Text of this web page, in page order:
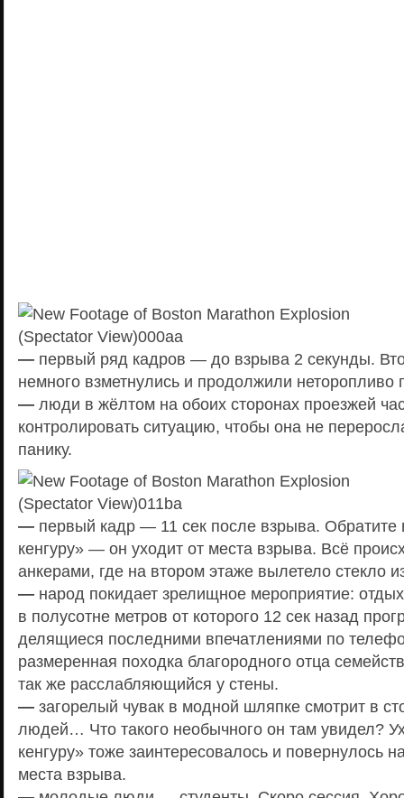
— первый ряд кадров — до взрыва 2 секунды.
немного взметнулись и продолжили неторопливо
— люди в жёлтом на обоих сторонах проезжей
контролировать ситуацию, чтобы она не
панику.
— первый кадр — 11 сек после взрыва.
кенгуру» — он уходит от места взрыва. Всё
анкерами, где на втором этаже вылетело стекло
— народ покидает зрелищное мероприятие:
в полусотне метров от которого 12 сек назад
делящиеся последними впечатлениями по
размеренная походка благородного отца
так же расслабляющийся у стены.
— загорелый чувак в модной шляпке смотрит в
людей… Что такого необычного он там увидел?
кенгуру» тоже заинтересовалось и повернулось
места взрыва.